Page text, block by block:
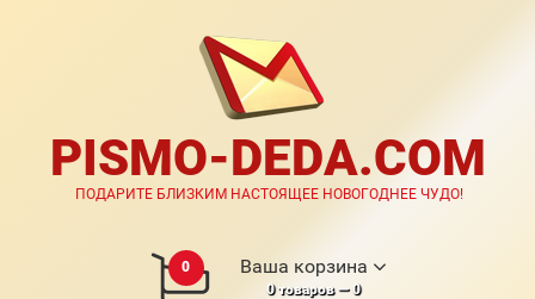
PISMO-DEDA.COM
ПОДАРИТЕ БЛИЗКИМ НАСТОЯЩЕЕ НОВОГОДНЕЕ ЧУДО!
0 Ваша корзина
0товаров —0